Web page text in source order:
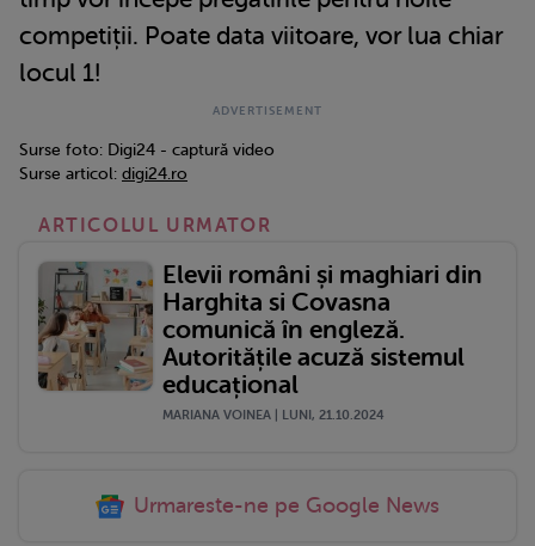
competiții. Poate data viitoare, vor lua chiar
locul 1!
Surse foto: Digi24 - captură video
Surse articol: digi24.ro
ARTICOLUL URMATOR
Elevii români și maghiari din
Harghita si Covasna
comunică în engleză.
Autoritățile acuză sistemul
educațional
MARIANA VOINEA | LUNI, 21.10.2024
Urmareste-ne pe Google News